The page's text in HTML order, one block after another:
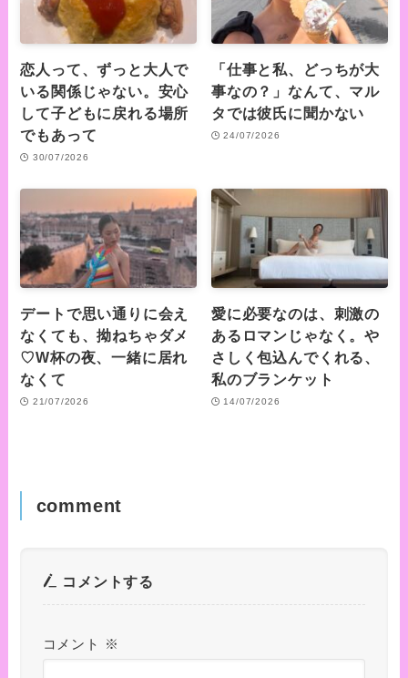
恋人って、ずっと大人で
いる関係じゃない。安心
して子どもに戻れる場所
でもあって
30/07/2026
「仕事と私、どっちが大
事なの？」なんて、マル
タでは彼氏に聞かない
24/07/2026
デートで思い通りに会え
なくても、拗ねちゃダメ
♡W杯の夜、一緒に居れ
なくて
21/07/2026
愛に必要なのは、刺激の
あるロマンじゃなく。や
さしく包込んでくれる、
私のブランケット
14/07/2026
comment
コメントする
コメント ※